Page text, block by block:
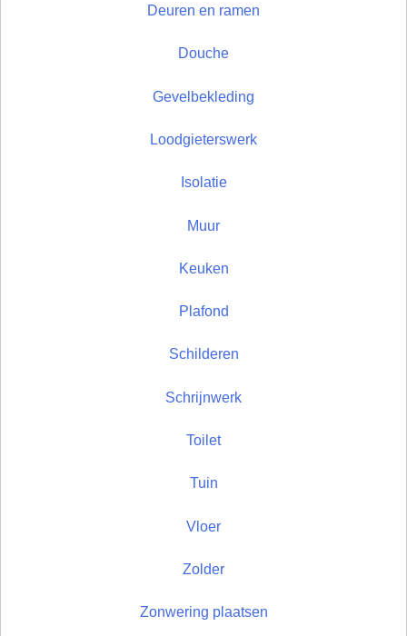
Deuren en ramen
Douche
Gevelbekleding
Loodgieterswerk
Isolatie
Muur
Keuken
Plafond
Schilderen
Schrijnwerk
Toilet
Tuin
Vloer
Zolder
Zonwering plaatsen